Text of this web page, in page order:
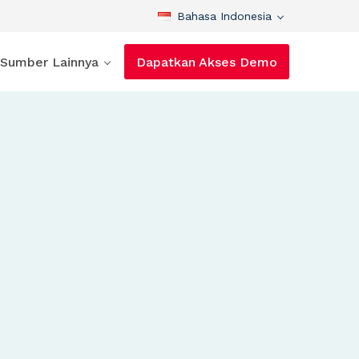
Bahasa Indonesia
Sumber Lainnya Dapatkan Akses Demo